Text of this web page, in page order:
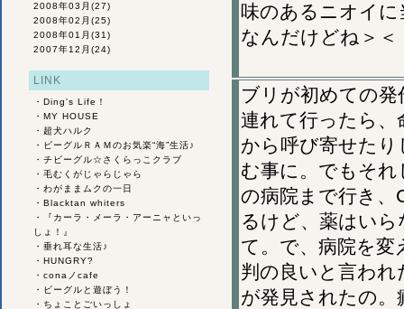
2008年03月 (27)
2008年02月 (25)
2008年01月 (31)
2007年12月 (24)
LINK
・ Ding's Life！
・ MY HOUSE
・ 超犬ハルク
・
ビーグルＲＡＭのお気楽“海”生活♪
・ チビーグル☆さくらっこクラブ
・ 毛むくがじゃらじゃら
・ わがままムクの一日
・ Blacktan whiters
・
『カーラ・メーラ・アーニャといっ
しょ！』
・ 垂れ耳な生活♪
・ HUNGRY?
・ conaノcafe
・
ビーグルと遊ぼう！
・ ちょことごいっしょ
味のあるニオイ
なんだけどね＞＜
ブリが初めての
連れて行ったら、
から呼び寄せたり
む事に。でもそ
の病院まで行き、
るけど、薬はい
て。で、病院を
判の良いと言わ
が発見されたの。